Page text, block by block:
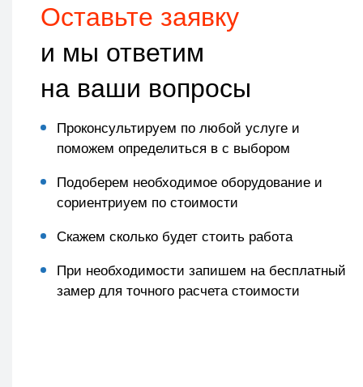
Оставьте заявку
и мы ответим
на ваши вопросы
Проконсультируем по любой услуге и
поможем определиться в с выбором
Подоберем необходимое оборудование и
сориентриуем по стоимости
Скажем сколько будет стоить работа
При необходимости запишем на бесплатный
замер для точного расчета стоимости